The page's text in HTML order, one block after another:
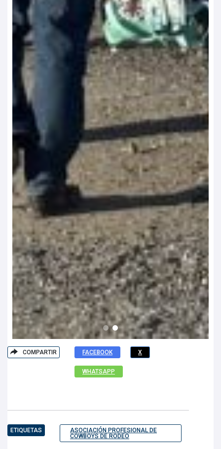
COMPARTIR FACEBOOK X
WHATSAPP
ETIQUETAS
ASOCIACIÓN PROFESIONAL DE
COWBOYS DE RODEO